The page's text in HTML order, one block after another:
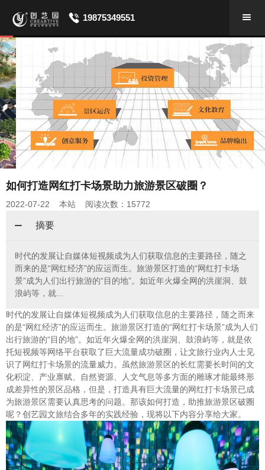
19875349551
​如何打造网红打卡场景助力旅游景区破圈？
2022-07-22 本站 阅读次数：15772
摘要
时代的发展让自媒体短视频成为人们获取信息的主要路径，随之
而来的是“网红经济”的应运而生。旅游景区打造的“网红打卡场
景”成为人们出行旅游的“目的地”。如近年火爆全网的洪崖洞、鼓
浪屿等，就...
时代的发展让自媒体短视频成为人们获取信息的主要路径，随之而来
的是“网红经济”的应运而生。旅游景区打造的“网红打卡场景”成为人们
出行旅游的“目的地”。如近年火爆全网的洪崖洞、鼓浪屿等，就是依
托短视频等网络平台获取了巨大流量成功破圈，让文旅行业内人士见
识了网红打卡场景的流量威力。虽然旅游景区的长红需要长时间的文
化积淀、产业禀赋、自然资源、人文气息等多方面的雕琢才能最终形
成差异性的景区品格，但是，打造具有巨大流量的网红打卡场景已成
为旅游景区需要认真思考的问题。那该如何打造，助推旅游景区破圈
呢？创艺园文旅结合多年的实践经验，现将以下内容分享给大家。